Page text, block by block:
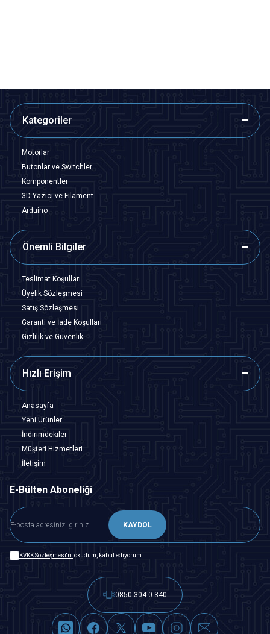
Kategoriler
Motorlar
Butonlar ve Switchler
Komponentler
3D Yazıcı ve Filament
Arduino
Önemli Bilgiler
Teslimat Koşulları
Üyelik Sözleşmesi
Satış Sözleşmesi
Garanti ve İade Koşulları
Gizlilik ve Güvenlik
Hızlı Erişim
Anasayfa
Yeni Ürünler
İndirimdekiler
Müşteri Hizmetleri
İletişim
E-Bülten Aboneliği
KAYDOL
KVKK Sözleşmesi'ni okudum, kabul ediyorum.
0850 304 0 340